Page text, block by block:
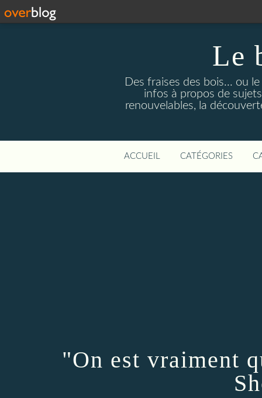
Le
Des fraises des bois... ou
infos à propos de
renouvelables, la
ACCUEIL CATÉGORIES
"On est vraiment